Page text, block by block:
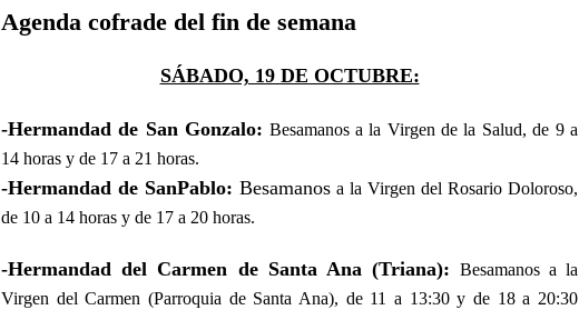
Agenda cofrade del fin de semana
SÁBADO, 19 DE OCTUBRE:
-Hermandad de San Gonzalo: Besamanos a la Virgen de la Salud, de 9 a
14 horas y de 17 a 21 horas.
-Hermandad de SanPablo: Besamanos a la Virgen del Rosario Doloroso,
de 10 a 14 horas y de 17 a 20 horas.
-Hermandad del Carmen de Santa Ana (Triana): Besamanos a la
Virgen del Carmen (Parroquia de Santa Ana), de 11 a 13:30 y de 18 a 20:30